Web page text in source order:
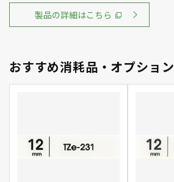
製品の詳細はこちら
おすすめ消耗品・オプション